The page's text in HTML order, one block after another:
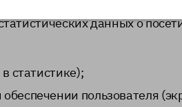
портала
данных о
статистике);
пользователя